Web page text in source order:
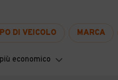
DI VEICOLO MARCA
economico